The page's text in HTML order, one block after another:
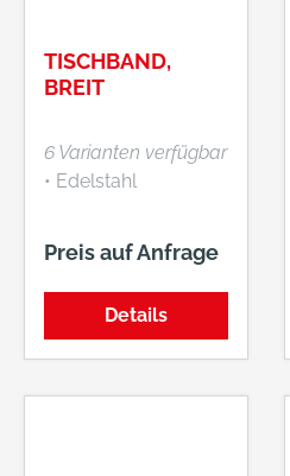
TISCHBAND,
BREIT
6 Varianten verfügbar
• Edelstahl
Preis auf Anfrage
Details